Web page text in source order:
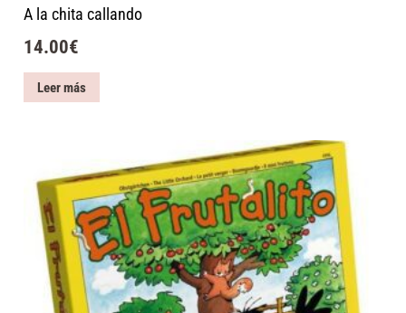
A la chita callando
14.00€
Leer más